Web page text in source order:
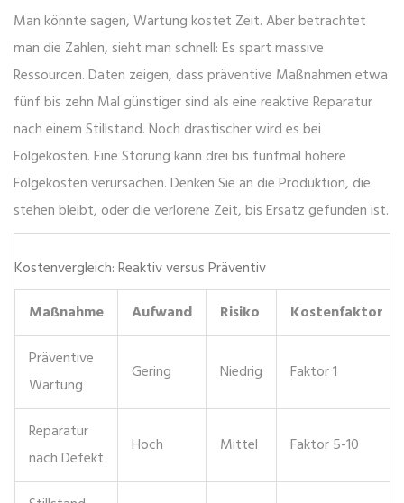
Man könnte sagen, Wartung kostet Zeit. Aber betrachtet
man die Zahlen, sieht man schnell: Es spart massive
Ressourcen. Daten zeigen, dass präventive Maßnahmen etwa
fünf bis zehn Mal günstiger sind als eine reaktive Reparatur
nach einem Stillstand. Noch drastischer wird es bei
Folgekosten. Eine Störung kann drei bis fünfmal höhere
Folgekosten verursachen. Denken Sie an die Produktion, die
stehen bleibt, oder die verlorene Zeit, bis Ersatz gefunden ist.
Kostenvergleich: Reaktiv versus Präventiv
Maßnahme
Aufwand Risiko
Kostenfaktor
Präventive
Wartung
Gering Niedrig Faktor 1
Reparatur
nach Defekt
Hoch Mittel Faktor 5-10